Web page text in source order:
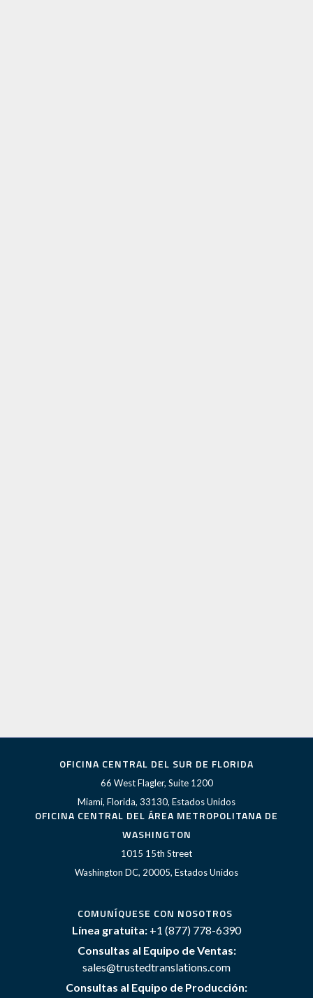
OFICINA CENTRAL DEL SUR DE FLORIDA
66 West Flagler, Suite 1200
Miami, Florida, 33130, Estados Unidos
OFICINA CENTRAL DEL ÁREA METROPOLITANA DE
WASHINGTON
1015 15th Street
Washington DC, 20005, Estados Unidos
COMUNÍQUESE CON NOSOTROS
Línea gratuita: +1 (877) 778-6390
Consultas al Equipo de Ventas:
sales@trustedtranslations.com
Consultas al Equipo de Producción: